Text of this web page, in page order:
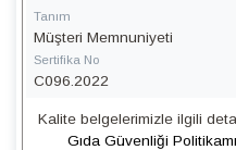
Tanım
Müşteri Memnuniyeti
Sertifika No
C096.2022
Kalite belgelerimizle ilgili
Gıda Güvenliği